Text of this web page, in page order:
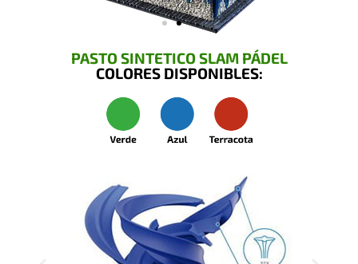
PASTO SINTETICO SLAM PÁDEL
COLORES DISPONIBLES: